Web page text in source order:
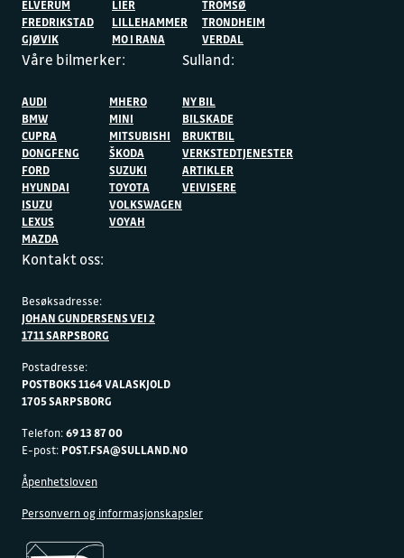
ELVERUM
FREDRIKSTAD
GJØVIK
LIER
LILLEHAMMER
MO I RANA
TROMSØ
TRONDHEIM
VERDAL
Våre bilmerker:
AUDI
BMW
CUPRA
DONGFENG
FORD
HYUNDAI
ISUZU
LEXUS
MAZDA
MHERO
MINI
MITSUBISHI
ŠKODA
SUZUKI
TOYOTA
VOLKSWAGEN
VOYAH
Sulland:
NY BIL
BILSKADE
BRUKTBIL
VERKSTEDTJENESTER
ARTIKLER
VEIVISERE
Kontakt oss:
Besøksadresse:
JOHAN GUNDERSENS VEI 2
1711 SARPSBORG
Postadresse:
POSTBOKS 1164 VALASKJOLD
1705 SARPSBORG
Telefon:69 13 87 00
E-post: POST.FSA@SULLAND.NO
Åpenhetsloven
Personvern og informasjonskapsler